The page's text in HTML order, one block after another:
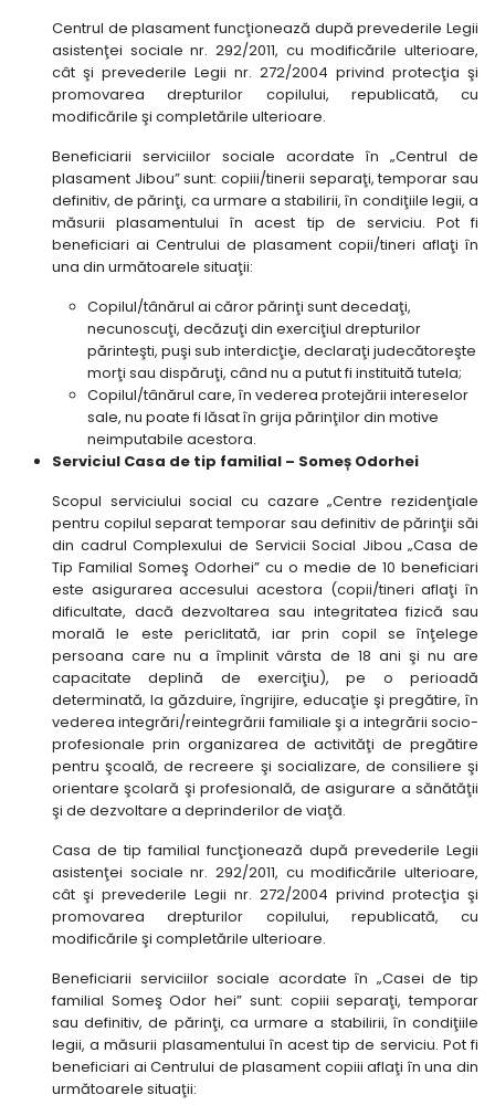
Centrul de plasament funcţionează după prevederile Legii
asistenţei sociale nr. 292/2011, cu modificările ulterioare,
cât şi prevederile Legii nr. 272/2004 privind protecţia şi
promovarea drepturilor copilului, republicată, cu
modificările şi completările ulterioare.
Beneficiarii serviciilor sociale acordate în „Centrul de
plasament Jibou” sunt: copiii/tinerii separaţi, temporar sau
definitiv, de părinţi, ca urmare a stabilirii, în condiţiile legii, a
măsurii plasamentului în acest tip de serviciu. Pot fi
beneficiari ai Centrului de plasament copii/tineri aflaţi în
una din următoarele situaţii:
Copilul/tânărul ai căror părinţi sunt decedaţi,
necunoscuţi, decăzuţi din exerciţiul drepturilor
părinteşti, puşi sub interdicţie, declaraţi judecătoreşte
morţi sau dispăruţi, când nu a putut fi instituită tutela;
Copilul/tânărul care, în vederea protejării intereselor
sale, nu poate fi lăsat în grija părinţilor din motive
neimputabile acestora.
Serviciul Casa de tip familial – Someș Odorhei
Scopul serviciului social cu cazare „Centre rezidenţiale
pentru copilul separat temporar sau definitiv de părinţii săi
din cadrul Complexului de Servicii Social Jibou „Casa de
Tip Familial Someş Odorhei” cu o medie de 10 beneficiari
este asigurarea accesului acestora (copii/tineri aflaţi în
dificultate, dacă dezvoltarea sau integritatea fizică sau
morală le este periclitată, iar prin copil se înţelege
persoana care nu a împlinit vârsta de 18 ani şi nu are
capacitate deplină de exerciţiu), pe o perioadă
determinată, la găzduire, îngrijire, educaţie şi pregătire, în
vederea integrări/reintegrării familiale şi a integrării socio-
profesionale prin organizarea de activităţi de pregătire
pentru şcoală, de recreere şi socializare, de consiliere şi
orientare şcolară şi profesională, de asigurare a sănătăţii
şi de dezvoltare a deprinderilor de viaţă.
Casa de tip familial funcţionează după prevederile Legii
asistenţei sociale nr. 292/2011, cu modificările ulterioare,
cât şi prevederile Legii nr. 272/2004 privind protecţia şi
promovarea drepturilor copilului, republicată, cu
modificările şi completările ulterioare.
Beneficiarii serviciilor sociale acordate în „Casei de tip
familial Someş Odor hei” sunt: copiii separaţi, temporar
sau definitiv, de părinţi, ca urmare a stabilirii, în condiţiile
legii, a măsurii plasamentului în acest tip de serviciu. Pot fi
beneficiari ai Centrului de plasament copiii aflaţi în una din
următoarele situaţii: